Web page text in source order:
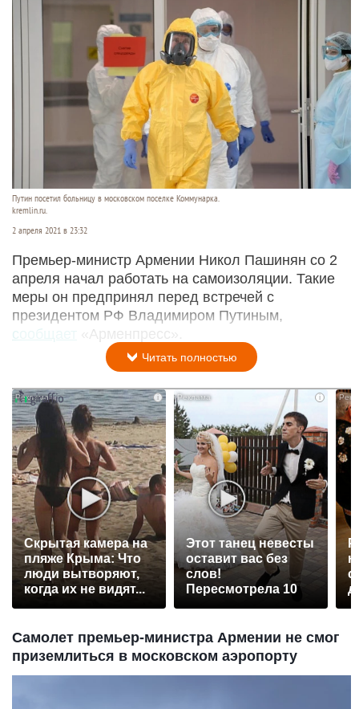
Путин посетил больницу в московском поселке Коммунарка.
kremlin.ru.
2 апреля 2021 в 23:32
Премьер-министр Армении Никол Пашинян со 2
апреля начал работать на самоизоляции. Такие
меры он предпринял перед встречей с
президентом РФ Владимиром Путиным,
сообщает
«Арменпресс».
Читать полностью
i
Скрытая камера на
пляже Крыма: Что
люди вытворяют,
когда их не видят...
i
Этот танец невесты
оставит вас без
слов!
Пересмотрела 10
Самолет премьер-министра Армении не смог
приземлиться в московском аэропорту